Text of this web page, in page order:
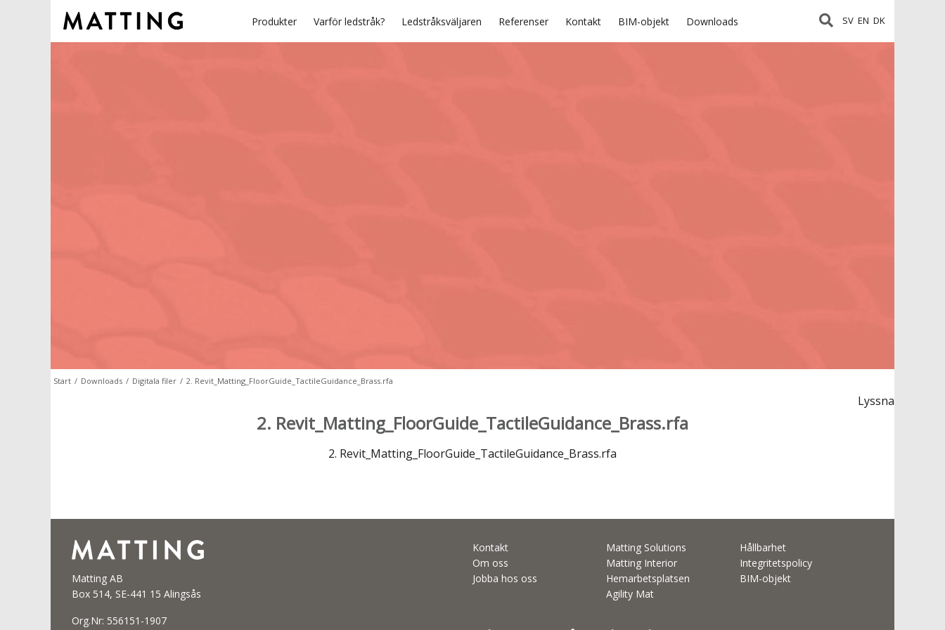
Produkter Varför ledstråk? Ledstråksväljaren Referenser Kontakt BIM-objekt Downloads SV EN DK
Start / Downloads / Digitala filer / 2. Revit_Matting_FloorGuide_TactileGuidance_Brass.rfa
Lyssna
2. Revit_Matting_FloorGuide_TactileGuidance_Brass.rfa
2. Revit_Matting_FloorGuide_TactileGuidance_Brass.rfa
Matting AB
Box 514, SE-441 15 Alingsås
Org.Nr: 556151-1907
Kontakt
Om oss
Jobba hos oss
Matting Solutions
Matting Interior
Hemarbetsplatsen
Agility Mat
Hållbarhet
Integritetspolicy
BIM-objekt